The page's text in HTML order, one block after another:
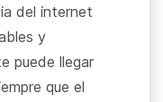
del internet
y
puede llegar
que el